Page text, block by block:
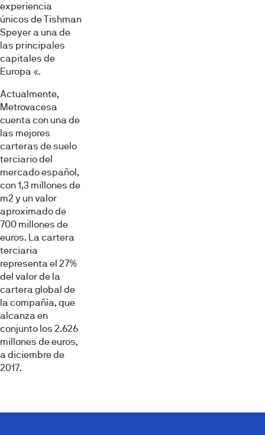
experiencia
únicos de Tishman
Speyer a una de
las principales
capitales de
Europa «.
Actualmente,
Metrovacesa
cuenta con una de
las mejores
carteras de suelo
terciario del
mercado español,
con 1,3 millones de
m2 y un valor
aproximado de
700 millones de
euros. La cartera
terciaria
representa el 27%
del valor de la
cartera global de
la compañía, que
alcanza en
conjunto los 2.626
millones de euros,
a diciembre de
2017.